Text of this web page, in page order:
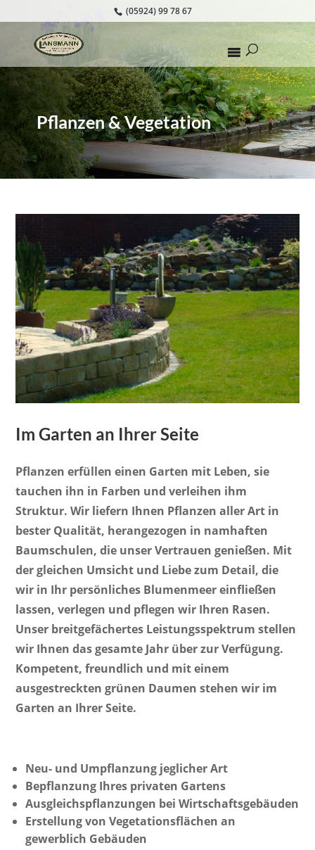
(05924) 99 78 67
Pflanzen & Vegetation
Im Garten an Ihrer Seite
Pflanzen erfüllen einen Garten mit Leben, sie
tauchen ihn in Farben und verleihen ihm
Struktur. Wir liefern Ihnen Pflanzen aller Art in
bester Qualität, herangezogen in namhaften
Baumschulen, die unser Vertrauen genießen. Mit
der gleichen Umsicht und Liebe zum Detail, die
wir in Ihr persönliches Blumenmeer einfließen
lassen, verlegen und pflegen wir Ihren Rasen.
Unser breitgefächertes Leistungsspektrum stellen
wir Ihnen das gesamte Jahr über zur Verfügung.
Kompetent, freundlich und mit einem
ausgestreckten grünen Daumen stehen wir im
Garten an Ihrer Seite.
Neu- und Umpflanzung jeglicher Art
Bepﬂanzung Ihres privaten Gartens
Ausgleichspflanzungen bei Wirtschaftsgebäuden
Erstellung von Vegetationsﬂächen an
gewerblich Gebäuden